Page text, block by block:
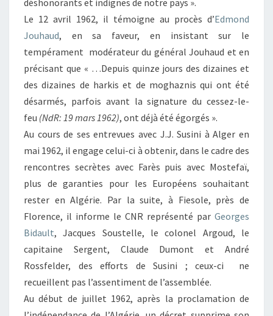
déshonorants et indignes de notre pays ».
Le 12 avril 1962, il témoigne au procès d’Edmond
Jouhaud, en sa faveur, en insistant sur le
tempérament modérateur du général Jouhaud et en
précisant que « …Depuis quinze jours des dizaines et
des dizaines de harkis et de moghaznis qui ont été
désarmés, parfois avant la signature du cessez-le-
feu (NdR: 19 mars 1962), ont déjà été égorgés ».
Au cours de ses entrevues avec J.J. Susini à Alger en
mai 1962, il engage celui-ci à obtenir, dans le cadre des
rencontres secrètes avec Farès puis avec Mostefaï,
plus de garanties pour les Européens souhaitant
rester en Algérie. Par la suite, à Fiesole, près de
Florence, il informe le CNR représenté par Georges
Bidault, Jacques Soustelle, le colonel Argoud, le
capitaine Sergent, Claude Dumont et André
Rossfelder, des efforts de Susini ; ceux-ci ne
recueillent pas l’assentiment de l’assemblée.
Au début de juillet 1962, après la proclamation de